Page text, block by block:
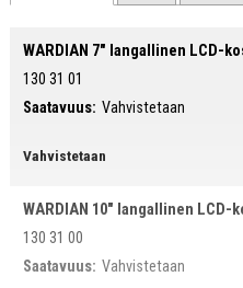
käyttöönottoon.Lisätietoa
WARDIAN 7" langallinen LCD-
130 31 01
Saatavuus: Vahvistetaan
Vahvistetaan
WARDIAN 10" langallinen LCD-
130 31 00
Saatavuus: Vahvistetaan